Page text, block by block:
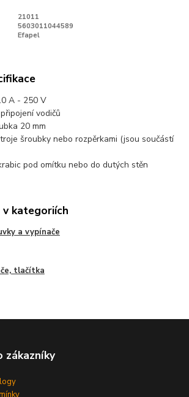
21011
5603011044589
Efapel
A - 250 V
vodičů
20 mm
šroubky nebo rozpěrkami (jsou součástí
pod omítku nebo do dutých stěn
v kategoriích
a vypínače
tlačítka
zákazníky